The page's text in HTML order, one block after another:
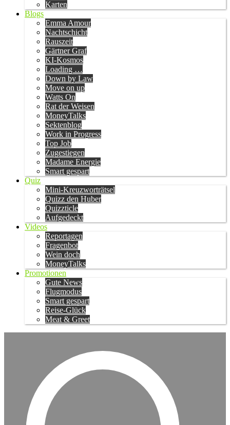
Karten
Blogs
Emma Amour
Nachtschicht
Rauszeit
Gärtner Graf
KI-Kosmos
Loading …
Down by Law
Move on up
Watts On
Rat der Weisen
MoneyTalks
Sektenblog
Work in Progress
Top Job
Zugestiegen
Madame Energie
Smart gespart
Quiz
Mini-Kreuzworträtsel
Quizz den Huber
Quizzticle
Aufgedeckt
Videos
Reportagen
Fragenbot
Wein doch
MoneyTalks
Promotionen
Gute News
Flugmodus
Smart gespart
Reise-Glück
Meat & Greet